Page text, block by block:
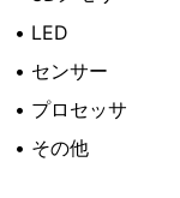
• LED
• センサー
• プロセッサ
• その他